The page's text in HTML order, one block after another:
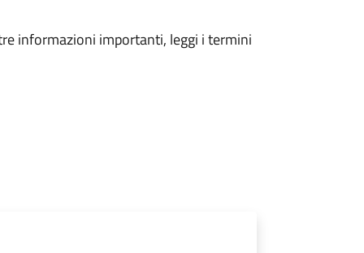
informazioni importanti, leggi i termini